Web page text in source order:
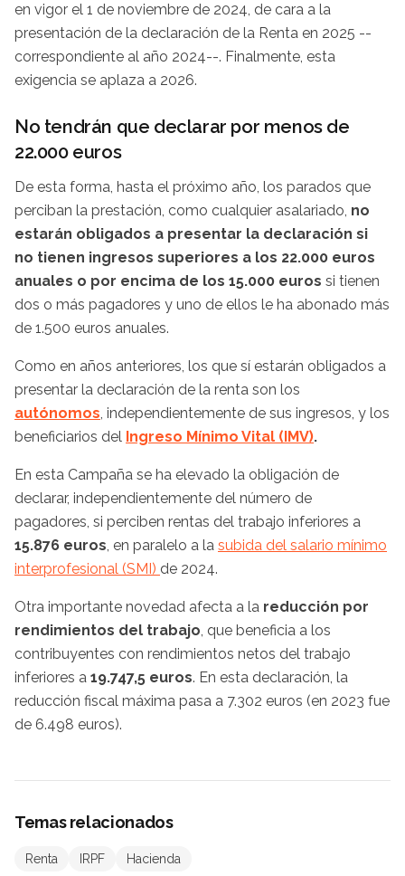
en vigor el 1 de noviembre de 2024, de cara a la
presentación de la declaración de la Renta en 2025 --
correspondiente al año 2024--. Finalmente, esta
exigencia se aplaza a 2026.
No tendrán que declarar por menos de
22.000 euros
De esta forma, hasta el próximo año, los parados que
perciban la prestación, como cualquier asalariado, no
estarán obligados a presentar la declaración si
no tienen ingresos superiores a los 22.000 euros
anuales o por encima de los 15.000 euros si tienen
dos o más pagadores y uno de ellos le ha abonado más
de 1.500 euros anuales.
Como en años anteriores, los que sí estarán obligados a
presentar la declaración de la renta son los
autónomos, independientemente de sus ingresos, y los
beneficiarios del Ingreso Mínimo Vital (IMV).
En esta Campaña se ha elevado la obligación de
declarar, independientemente del número de
pagadores, si perciben rentas del trabajo inferiores a
15.876 euros, en paralelo a la subida del salario mínimo
interprofesional (SMI) de 2024.
Otra importante novedad afecta a la reducción por
rendimientos del trabajo, que beneficia a los
contribuyentes con rendimientos netos del trabajo
inferiores a 19.747,5 euros. En esta declaración, la
reducción fiscal máxima pasa a 7.302 euros (en 2023 fue
de 6.498 euros).
Temas relacionados
Renta IRPF Hacienda